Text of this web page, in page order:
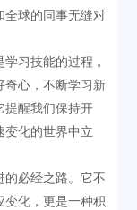
全球的同事无缝对
习技能的过程，
奇心，不断学习新
提醒我们保持开
变化的世界中立
的必经之路。它不
变化，更是一种积